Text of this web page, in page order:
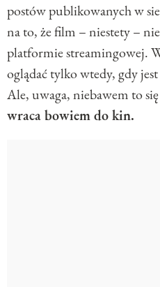
postów publikowanych w
na to, że film – niestety –
platformie streamingowej.
oglądać tylko wtedy, gdy
Ale, uwaga, niebawem to
wraca bowiem do kin.